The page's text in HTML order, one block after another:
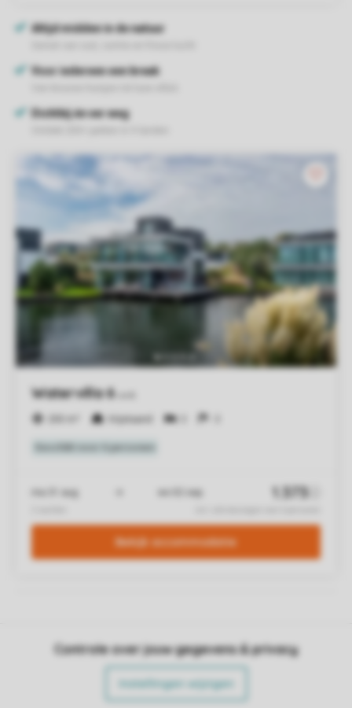
Controle over jouw gegevens & privacy
Instellingen wijzigen